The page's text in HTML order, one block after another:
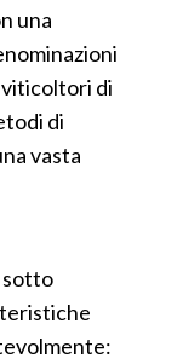
una
di
di
vasta
sotto